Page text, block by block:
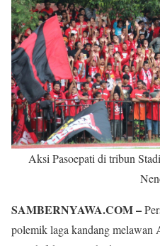
Aksi Pasoepati di tribun
SAMBERNYAWA.COM –
polemik laga kandang melawan